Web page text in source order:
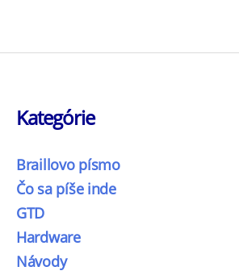
Kategórie
Braillovo písmo
Čo sa píše inde
GTD
Hardware
Návody